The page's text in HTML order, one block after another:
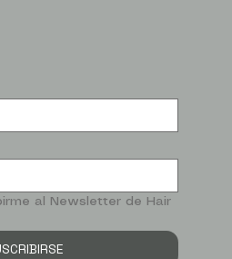
al Newsletter de Hair